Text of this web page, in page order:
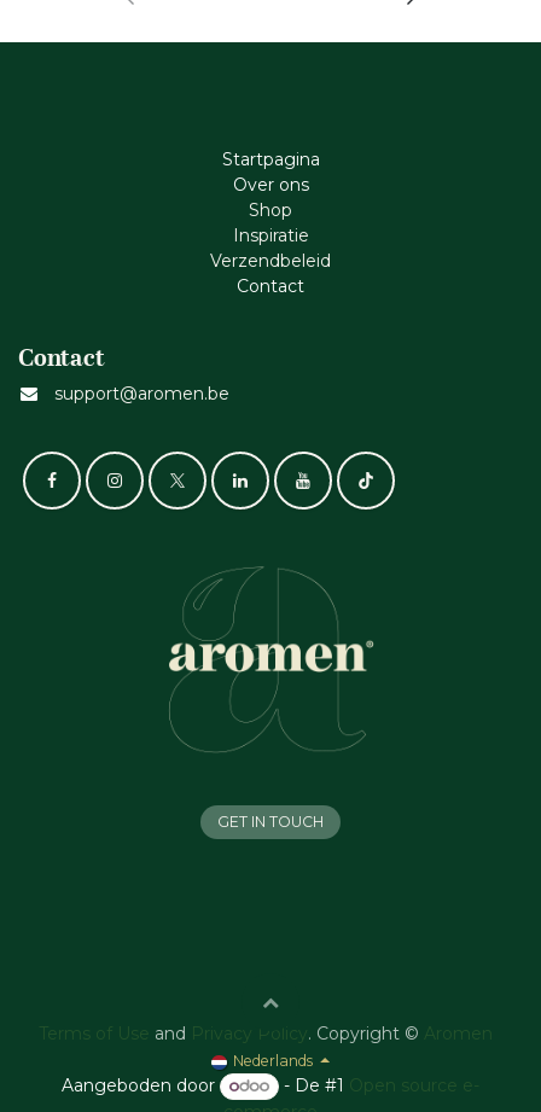
Startpagina
Ove​r​ ons
Shop
Inspiratie
Verzendbeleid
Cont​act
Contact
support@aromen.be
GET IN TOUCH
Terms of Use and Privacy Policy . Copyright © Aromen
Nederlands
Aangeboden door - De #1 Open source e-